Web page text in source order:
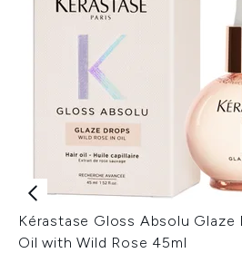
Kérastase Gloss Absolu Glaze
Oil with Wild Rose 45ml